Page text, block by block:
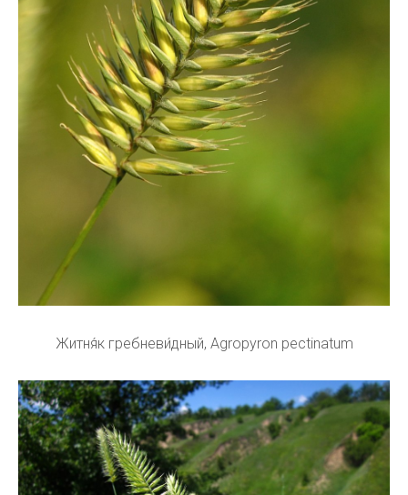
Житня́к гребневи́дный, Agropyron pectinatum